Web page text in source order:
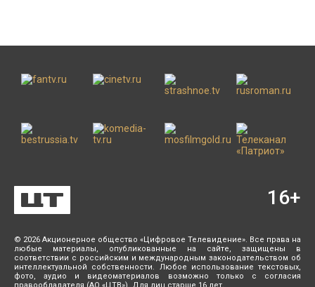
© 2026 Акционерное общество «Цифровое Телевидение». Все права на
любые материалы, опубликованные на сайте, защищены в
соответствии с российским и международным законодательством об
интеллектуальной собственности. Любое использование текстовых,
фото, аудио и видеоматериалов возможно только с согласия
16+